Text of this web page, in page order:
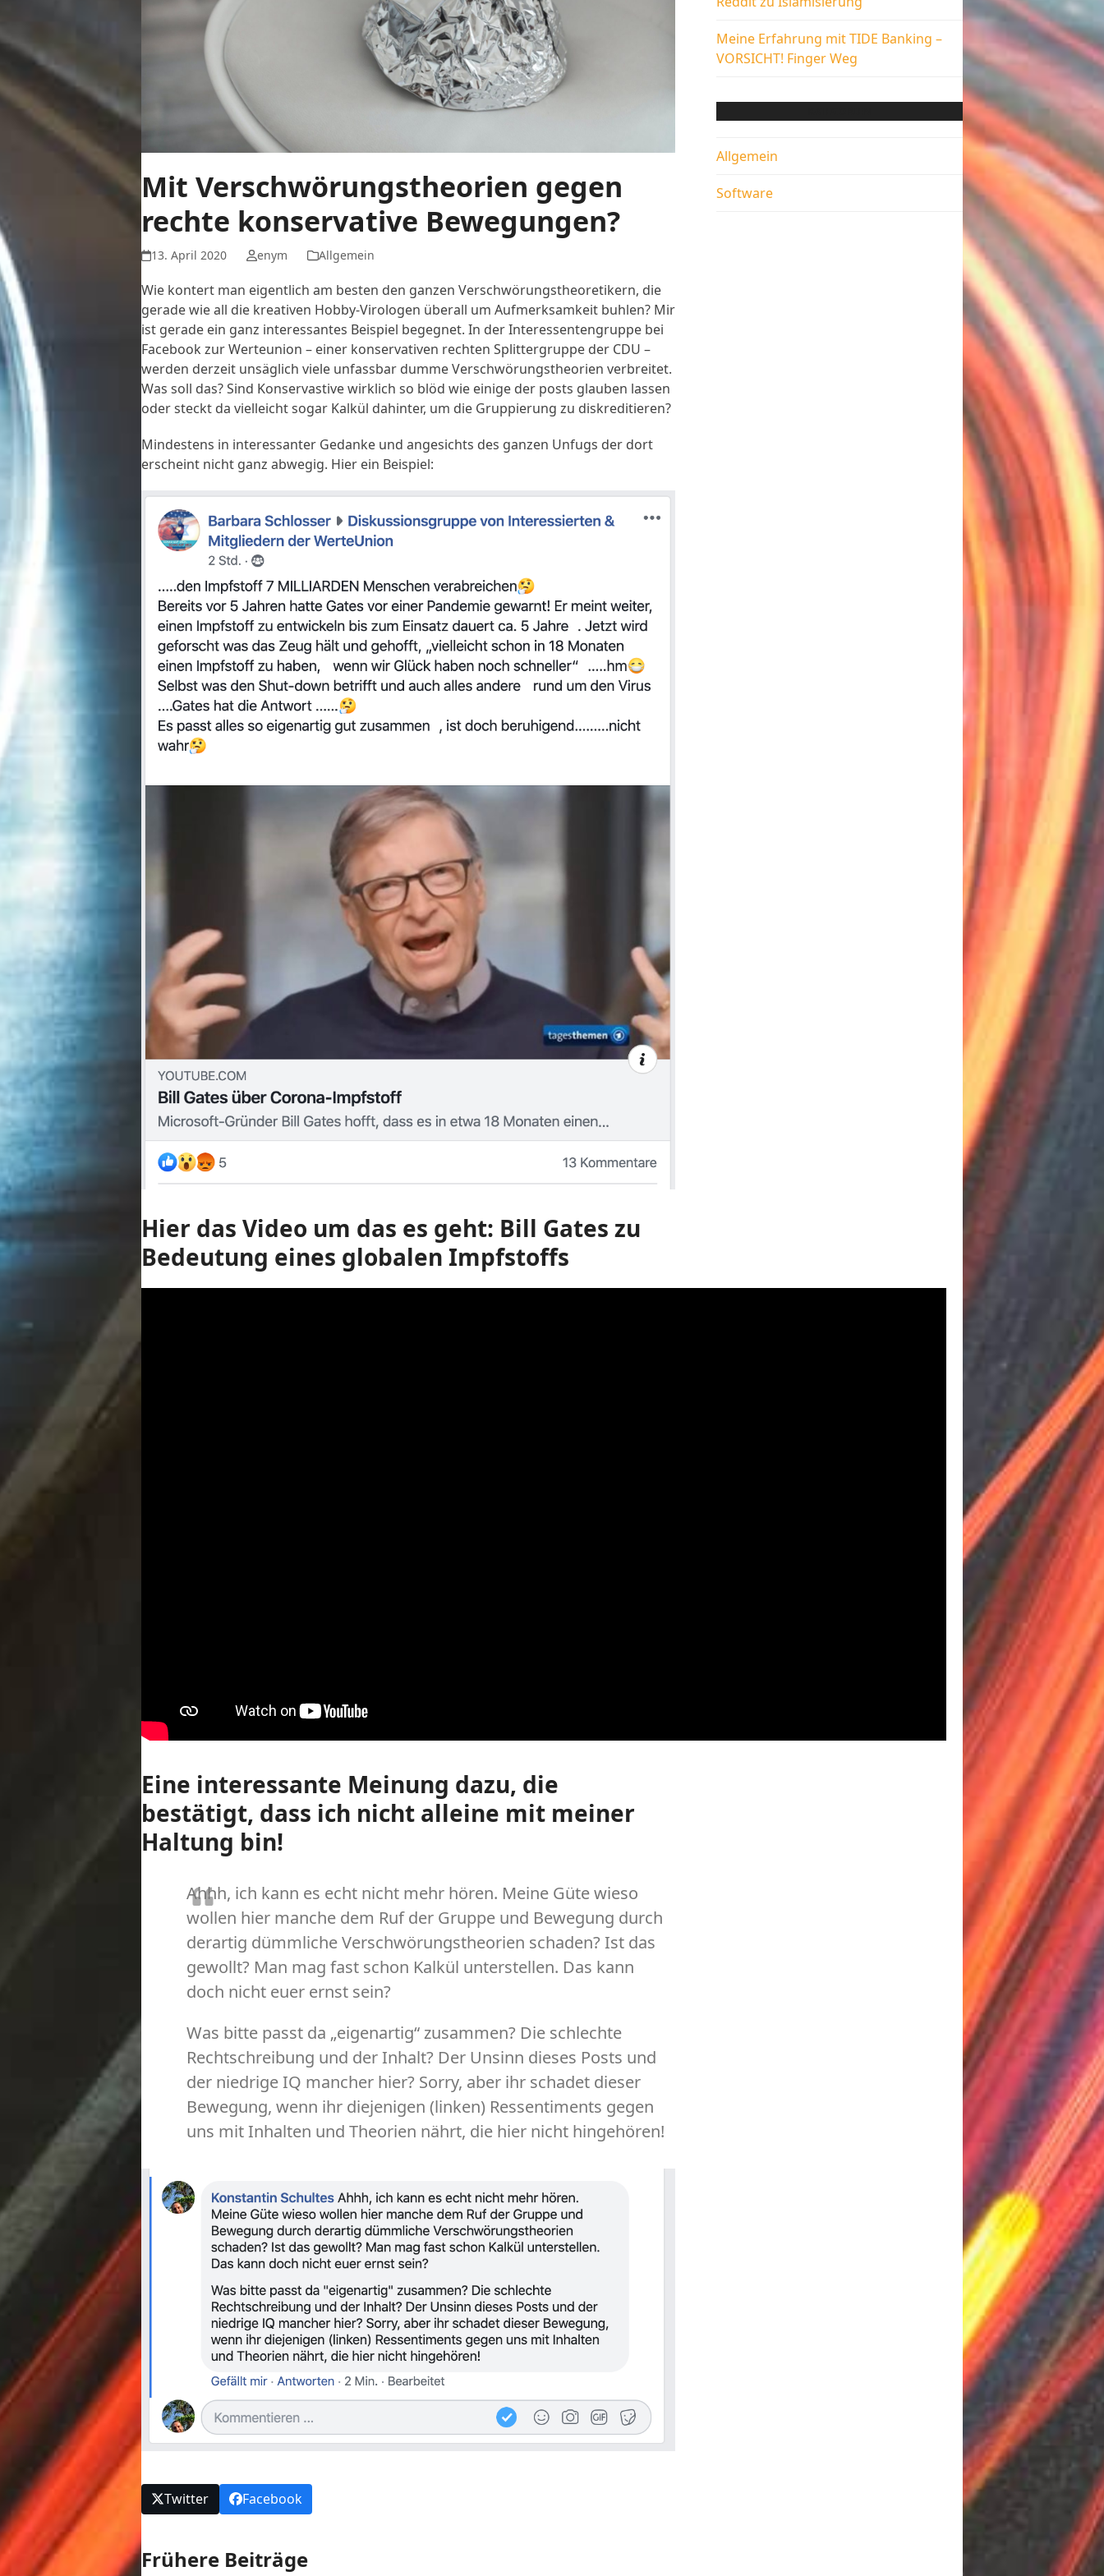
Mit Verschwörungstheorien gegen
rechte konservative Bewegungen?
13. April 2020 enym Allgemein
Wie kontert man eigentlich am besten den ganzen Verschwörungstheoretikern, die
gerade wie all die kreativen Hobby-Virologen überall um Aufmerksamkeit buhlen? Mir
ist gerade ein ganz interessantes Beispiel begegnet. In der Interessentengruppe bei
Facebook zur Werteunion – einer konservativen rechten Splittergruppe der CDU –
werden derzeit unsäglich viele unfassbar dumme Verschwörungstheorien verbreitet.
Was soll das? Sind Konservastive wirklich so blöd wie einige der posts glauben lassen
oder steckt da vielleicht sogar Kalkül dahinter, um die Gruppierung zu diskreditieren?
Mindestens in interessanter Gedanke und angesichts des ganzen Unfugs der dort
erscheint nicht ganz abwegig. Hier ein Beispiel:
Hier das Video um das es geht: Bill Gates zu
Bedeutung eines globalen Impfstoffs
Eine interessante Meinung dazu, die
bestätigt, dass ich nicht alleine mit meiner
Haltung bin!
Ahhh, ich kann es echt nicht mehr hören. Meine Güte wieso
wollen hier manche dem Ruf der Gruppe und Bewegung durch
derartig dümmliche Verschwörungstheorien schaden? Ist das
gewollt? Man mag fast schon Kalkül unterstellen. Das kann
doch nicht euer ernst sein?
Was bitte passt da „eigenartig“ zusammen? Die schlechte
Rechtschreibung und der Inhalt? Der Unsinn dieses Posts und
der niedrige IQ mancher hier? Sorry, aber ihr schadet dieser
Bewegung, wenn ihr diejenigen (linken) Ressentiments gegen
uns mit Inhalten und Theorien nährt, die hier nicht hingehören!
Twitter Facebook
Frühere Beiträge
Meine Erfahrung mit TIDE Banking –
VORSICHT! Finger Weg
Allgemein
Software